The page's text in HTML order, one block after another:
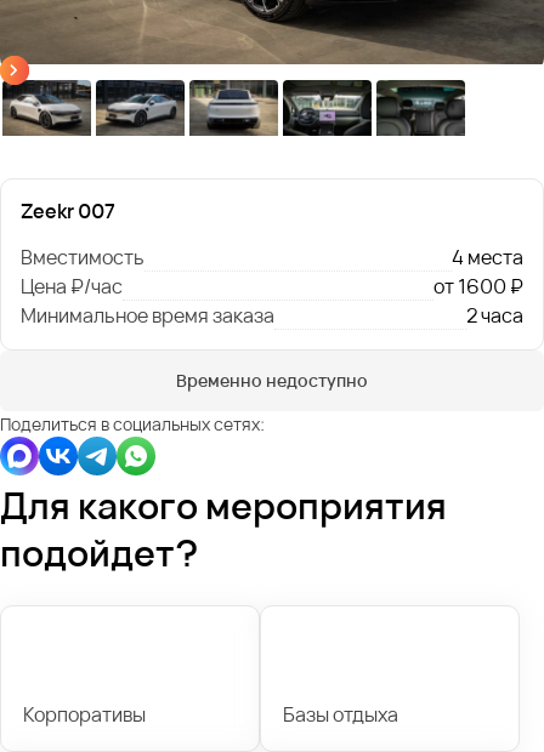
Zeekr 007
Вместимость
4 места
Цена ₽/час
от 1600 ₽
Минимальное время заказа
2 часа
Временно недоступно
Поделиться в социальных сетях:
Для какого мероприятия
подойдет?
Корпоративы Базы отдыха